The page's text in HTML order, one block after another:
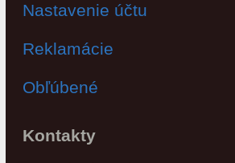
Nastavenie účtu
Reklamácie
Obľúbené
Kontakty